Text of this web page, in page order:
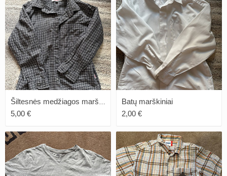
Šiltesnės medžiagos marškiniai
5,00 €
Batų marškiniai
2,00 €